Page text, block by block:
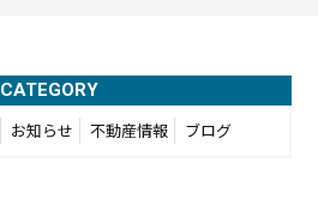
CATEGORY
お知らせ 不動産情報 ブログ